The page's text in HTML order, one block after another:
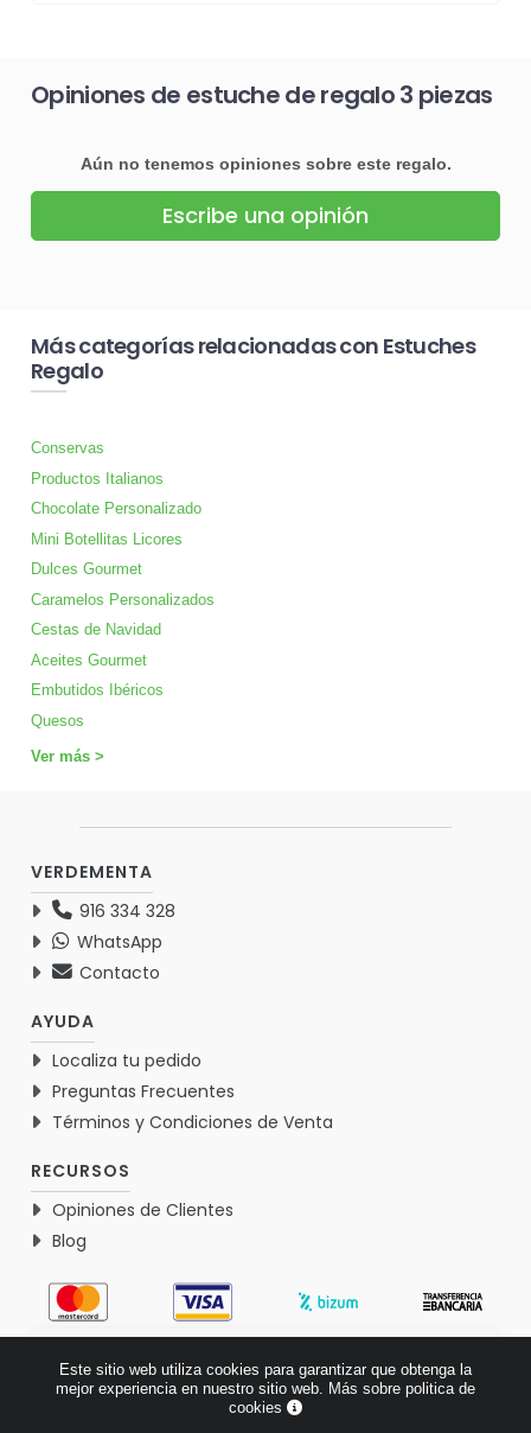
Opiniones de estuche de regalo 3 piezas
Aún no tenemos opiniones sobre este regalo.
Escribe una opinión
Más categorías relacionadas con Estuches
Regalo
Conservas
Productos Italianos
Chocolate Personalizado
Mini Botellitas Licores
Dulces Gourmet
Caramelos Personalizados
Cestas de Navidad
Aceites Gourmet
Embutidos Ibéricos
Quesos
Ver más >
VERDEMENTA
916 334 328
WhatsApp
Contacto
AYUDA
Localiza tu pedido
Preguntas Frecuentes
Términos y Condiciones de Venta
RECURSOS
Opiniones de Clientes
Blog
Basado en 1767 opiniones >
Este sitio web utiliza cookies para garantizar que obtenga la
mejor experiencia en nuestro sitio web. Más sobre politica de
cookies